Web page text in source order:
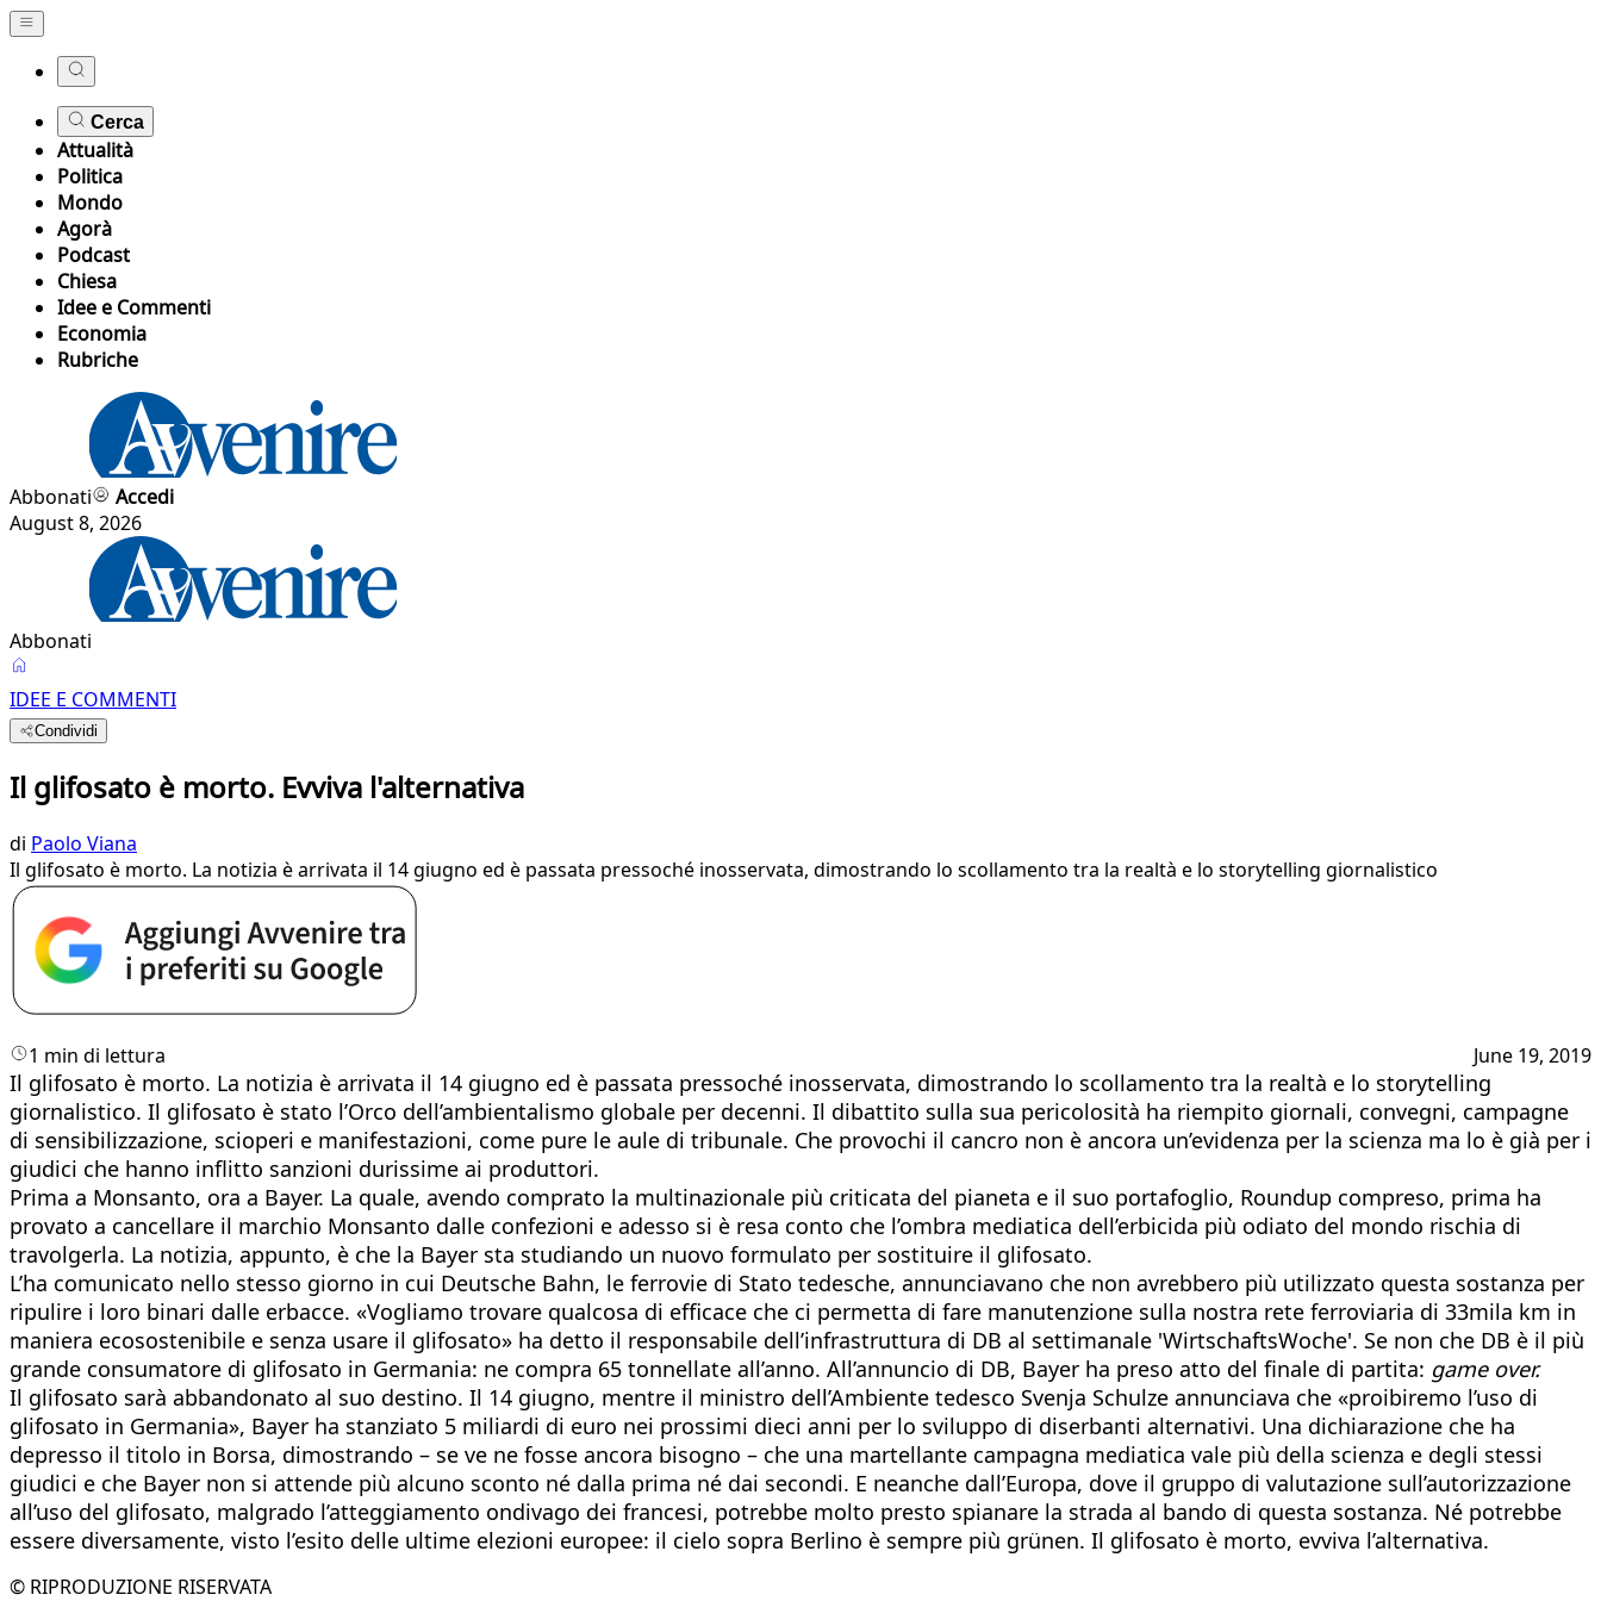
Cerca
Attualità
Politica
Mondo
Agorà
Podcast
Chiesa
Idee e Commenti
Economia
Rubriche
Abbonati
Accedi
August 8, 2026
Abbonati
IDEE E COMMENTI
Condividi
Il glifosato è morto. Evviva l'alternativa
di Paolo Viana
Il glifosato è morto. La notizia è arrivata il 14 giugno ed è passata pressoché inosservata, dimostrando lo scollamento tra la realtà e lo storytelling giornalistico
1 min di lettura June 19, 2019
Il glifosato è morto. La notizia è arrivata il 14 giugno ed è passata pressoché inosservata, dimostrando lo scollamento tra la realtà e lo storytelling
giornalistico. Il glifosato è stato l’Orco dell’ambientalismo globale per decenni. Il dibattito sulla sua pericolosità ha riempito giornali, convegni, campagne
di sensibilizzazione, scioperi e manifestazioni, come pure le aule di tribunale. Che provochi il cancro non è ancora un’evidenza per la scienza ma lo è già per i
giudici che hanno inflitto sanzioni durissime ai produttori.
Prima a Monsanto, ora a Bayer. La quale, avendo comprato la multinazionale più criticata del pianeta e il suo portafoglio, Roundup compreso, prima ha
provato a cancellare il marchio Monsanto dalle confezioni e adesso si è resa conto che l’ombra mediatica dell’erbicida più odiato del mondo rischia di
travolgerla. La notizia, appunto, è che la Bayer sta studiando un nuovo formulato per sostituire il glifosato.
L’ha comunicato nello stesso giorno in cui Deutsche Bahn, le ferrovie di Stato tedesche, annunciavano che non avrebbero più utilizzato questa sostanza per
ripulire i loro binari dalle erbacce. «Vogliamo trovare qualcosa di efficace che ci permetta di fare manutenzione sulla nostra rete ferroviaria di 33mila km in
maniera ecosostenibile e senza usare il glifosato» ha detto il responsabile dell’infrastruttura di DB al settimanale 'WirtschaftsWoche'. Se non che DB è il più
grande consumatore di glifosato in Germania: ne compra 65 tonnellate all’anno. All’annuncio di DB, Bayer ha preso atto del finale di partita: game over.
Il glifosato sarà abbandonato al suo destino. Il 14 giugno, mentre il ministro dell’Ambiente tedesco Svenja Schulze annunciava che «proibiremo l’uso di
glifosato in Germania», Bayer ha stanziato 5 miliardi di euro nei prossimi dieci anni per lo sviluppo di diserbanti alternativi. Una dichiarazione che ha
depresso il titolo in Borsa, dimostrando – se ve ne fosse ancora bisogno – che una martellante campagna mediatica vale più della scienza e degli stessi
giudici e che Bayer non si attende più alcuno sconto né dalla prima né dai secondi. E neanche dall’Europa, dove il gruppo di valutazione sull’autorizzazione
all’uso del glifosato, malgrado l’atteggiamento ondivago dei francesi, potrebbe molto presto spianare la strada al bando di questa sostanza. Né potrebbe
essere diversamente, visto l’esito delle ultime elezioni europee: il cielo sopra Berlino è sempre più grünen. Il glifosato è morto, evviva l’alternativa.
© RIPRODUZIONE RISERVATA